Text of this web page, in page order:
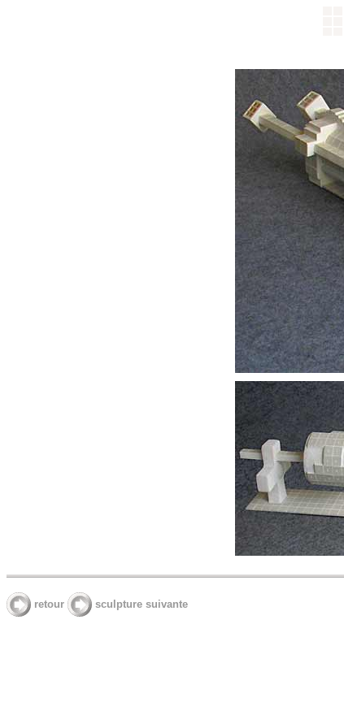
retour sculpture suivante